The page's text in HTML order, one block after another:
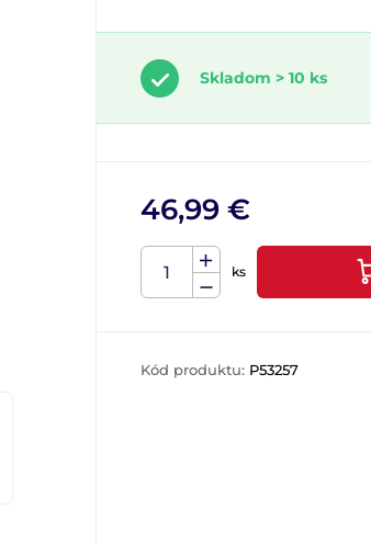
Skladom > 10 ks
46,99 €
ks
Kód produktu: P53257